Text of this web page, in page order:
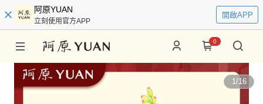
阿原YUAN
立刻使用官方APP
開啟APP
0
1/16